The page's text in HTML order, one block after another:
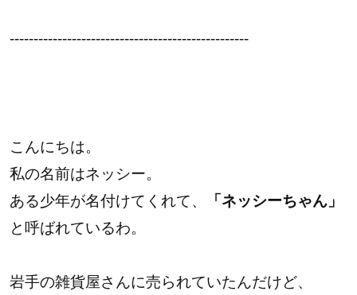
--------------------------------------------------
こんにちは。
私の名前はネッシー。
ある少年が名付けてくれて、
「ネッシーちゃん」
と呼ばれているわ。
岩手の雑貨屋さんに売られていたんだけど、